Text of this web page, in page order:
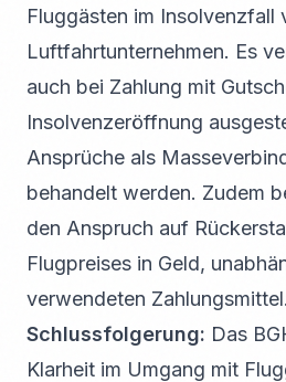
Fluggästen im Insolvenzfall
Luftfahrtunternehmen. Es
auch bei Zahlung mit
Insolvenzeröffnung
Ansprüche als
behandelt werden. Zudem
den Anspruch auf
Flugpreises in Geld,
verwendeten Zahlungsmittel.
Schlussfolgerung: Das
Klarheit im Umgang mit